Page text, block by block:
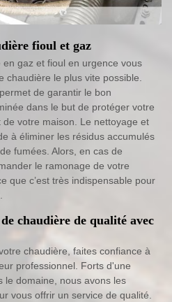
fioul et gaz
gaz et fioul en urgence vous
chaudière le plus vite possible.
de garantir le bon
dans le but de protéger votre
votre maison. Le nettoyage et
à éliminer les résidus accumulés
fumées. Alors, en cas de
le ramonage de votre
que c’est très indispensable pour
chaudière de qualité avec
chaudière, faites confiance à
professionnel. Forts d'une
le domaine, nous avons les
vous offrir un service de qualité.